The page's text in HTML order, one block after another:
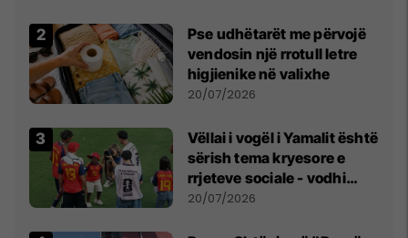
Pse udhëtarët me përvojë
vendosin një rrotull letre
higjienike në valixhe
20/07/2026
Vëllai i vogël i Yamalit është
sërish tema kryesore e
rrjeteve sociale - vodhi
vëmendjen pas finales së
20/07/2026